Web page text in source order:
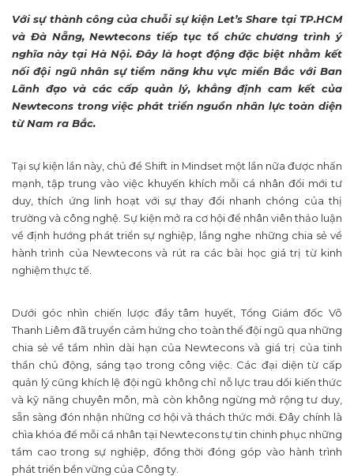
Với sự thành công của chuỗi sự kiện Let’s Share tại TP.HCM
và Đà Nẵng, Newtecons tiếp tục tổ chức chương trình ý
nghĩa này tại Hà Nội. Đây là hoạt động đặc biệt nhằm kết
nối đội ngũ nhân sự tiềm năng khu vực miền Bắc với Ban
Lãnh đạo và các cấp quản lý, khẳng định cam kết của
Newtecons trong việc phát triển nguồn nhân lực toàn diện
từ Nam ra Bắc.
Tại sự kiện lần này, chủ đề Shift in Mindset một lần nữa được nhấn
mạnh, tập trung vào việc khuyến khích mỗi cá nhân đổi mới tư
duy, thích ứng linh hoạt với sự thay đổi nhanh chóng của thị
trường và công nghệ. Sự kiện mở ra cơ hội để nhân viên thảo luận
về định hướng phát triển sự nghiệp, lắng nghe những chia sẻ về
hành trình của Newtecons và rút ra các bài học giá trị từ kinh
nghiệm thực tế.
Dưới góc nhìn chiến lược đầy tâm huyết, Tổng Giám đốc Võ
Thanh Liêm đã truyền cảm hứng cho toàn thể đội ngũ qua những
chia sẻ về tầm nhìn dài hạn của Newtecons và giá trị của tinh
thần chủ động, sáng tạo trong công việc. Các đại diện từ cấp
quản lý cũng khích lệ đội ngũ không chỉ nỗ lực trau dồi kiến thức
và kỹ năng chuyên môn, mà còn không ngừng mở rộng tư duy,
sẵn sàng đón nhận những cơ hội và thách thức mới. Đây chính là
chìa khóa để mỗi cá nhân tại Newtecons tự tin chinh phục những
tầm cao trong sự nghiệp, đồng thời đóng góp vào hành trình
phát triển bền vững của Công ty.